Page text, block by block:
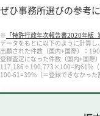
ぜひ事務所選びの参考
※ 「特許行政年次報告書2020年版_
データをもとに以下のように計算し
出願された件数（国内+国際）：
登録査定になった件数（国内+国際
117,186÷190,773×100=約61%（
100-61=39%（＝登録できなかった